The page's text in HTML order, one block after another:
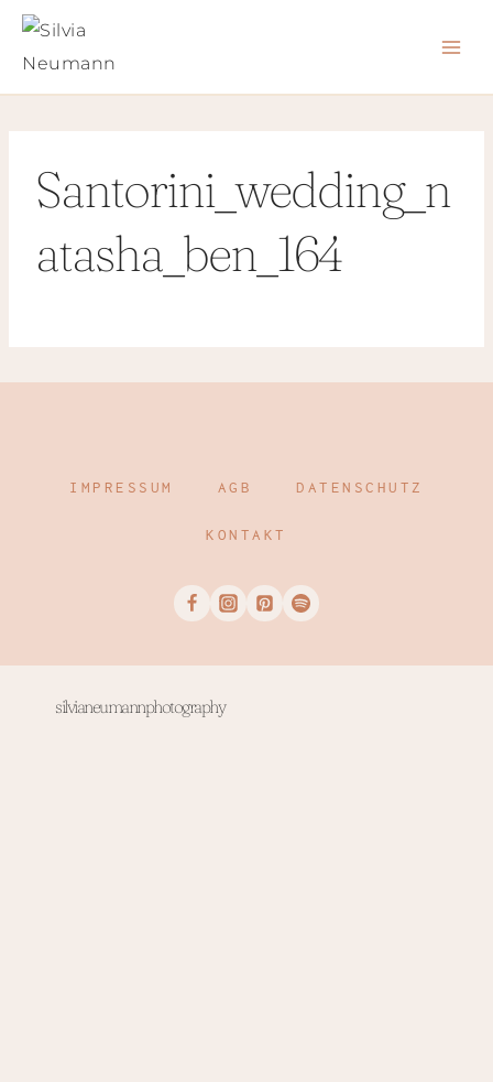
Zum
Santorini_wedding_n
atasha_ben_164
IMPRESSUM AGB DATENSCHUTZ
KONTAKT
silvianeumannphotography